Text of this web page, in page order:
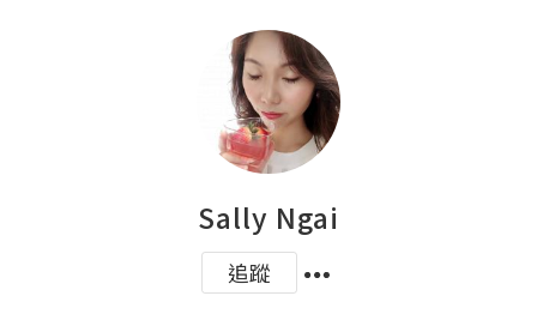
Sally Ngai
追蹤